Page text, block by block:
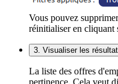
Vous pouvez
réinitialiser en cliquant
3. Visualiser les
La liste des offres